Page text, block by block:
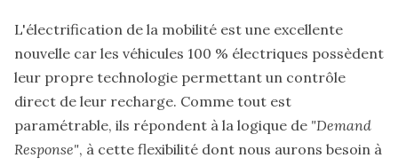
L'électrification de la mobilité est une excellente
nouvelle car les véhicules 100 % électriques possèdent
leur propre technologie permettant un contrôle
direct de leur recharge. Comme tout est
paramétrable, ils répondent à la logique de "Demand
Response", à cette flexibilité dont nous aurons besoin à